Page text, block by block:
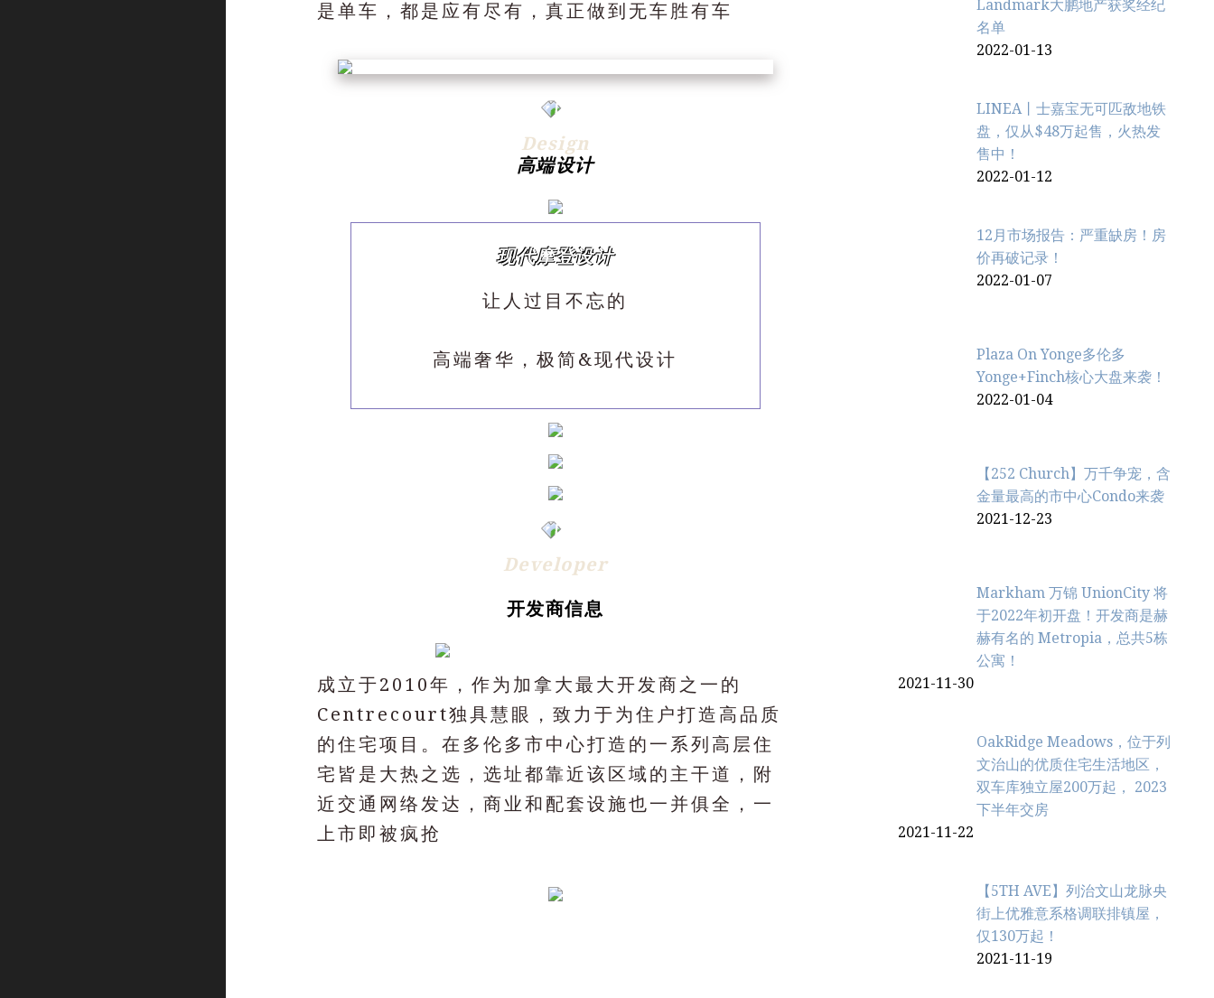
是单车，都是应有尽有，真正做到无车胜有车
Design
高端设计
现代摩登设计
让人过目不忘的
高端奢华，极简&现代设计
Developer
开发商信息
成立于2010年，作为加拿大最大开发商之一的
Centrecourt独具慧眼，致力于为住户打造高品质
的住宅项目。在多伦多市中心打造的一系列高层住
宅皆是大热之选，选址都靠近该区域的主干道，附
近交通网络发达，商业和配套设施也一并俱全，一
上市即被疯抢
Landmark大鹏地产获奖经纪
名单
2022-01-13
LINEA丨士嘉宝无可匹敌地铁
盘，仅从$48万起售，火热发
售中！
2022-01-12
12月市场报告：严重缺房！房
价再破记录！
2022-01-07
Plaza On Yonge多伦多
Yonge+Finch核心大盘来袭！
2022-01-04
【252 Church】万千争宠，含
金量最高的市中心Condo来袭
2021-12-23
Markham 万锦 UnionCity 将
于2022年初开盘！开发商是赫
赫有名的 Metropia，总共5栋
公寓！
2021-11-30
OakRidge Meadows，位于列
文治‬山的优质住宅生活地区，
双车库独立屋200万起， 2023
下半年交房
2021-11-22
【5TH AVE】列治文山龙脉央
街上优雅意系格调联排镇屋，
仅130万起！
2021-11-19